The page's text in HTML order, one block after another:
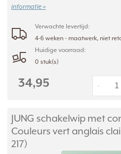
informatie »
Verwachte levertijd:
4-6 weken - maatwerk, niet
Huidige voorraad:
0 stuk(s)
34,95 -
JUNG schakelwip met
Couleurs vert anglais
217)